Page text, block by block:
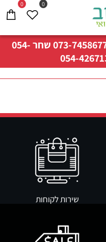
073-שחר054-
054-
0 0
שירות לקוחות